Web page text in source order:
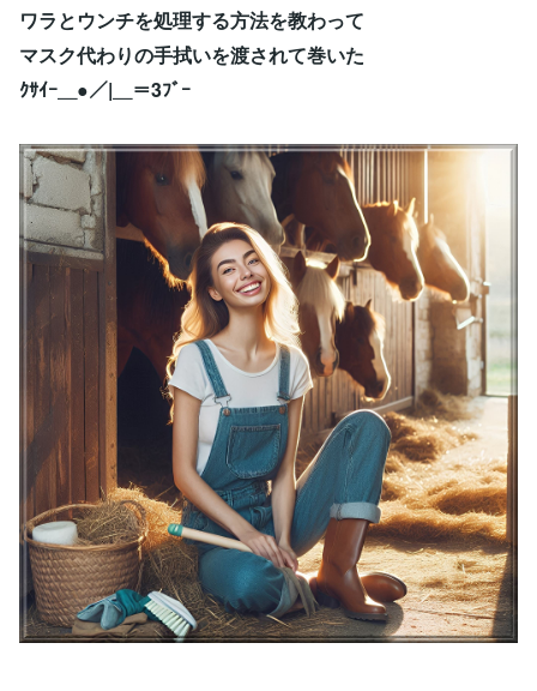
ワラとウンチを処理する方法を教わって
マスク代わりの手拭いを渡されて巻いた
ｸｻｲｰ＿●／|＿＝3ﾌﾞｰ